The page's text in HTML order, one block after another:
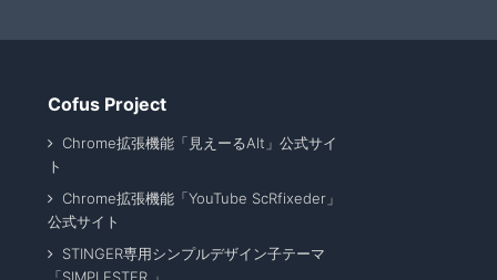
Cofus Project
Chrome拡張機能「見えーるAlt」公式サイ
ト
Chrome拡張機能「YouTube ScRfixeder」
公式サイト
STINGER専用シンプルデザイン子テーマ
「SIMPLESTER 」